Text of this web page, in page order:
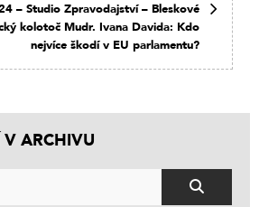
– Studio Zpravodajství – Bleskové
kolotoč Mudr. Ivana Davida: Kdo
nejvíce škodí v EU parlamentu?
ARCHIVU